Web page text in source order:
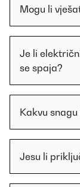
Mogu li
Je li
se spaja?
Kakvu
Jesu li